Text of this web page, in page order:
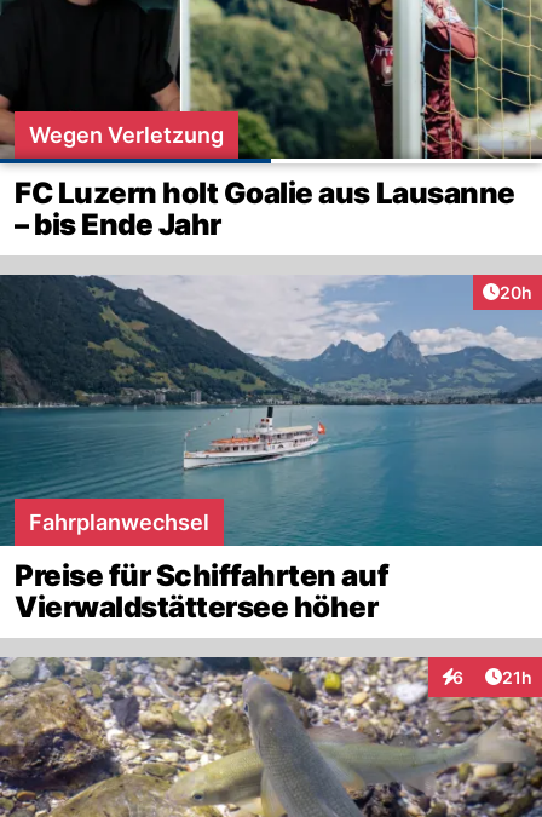
Wegen Verletzung
FC Luzern holt Goalie aus Lausanne
– bis Ende Jahr
20h
Fahrplanwechsel
Preise für Schiffahrten auf
Vierwaldstättersee höher
6
Interaktionen
21h